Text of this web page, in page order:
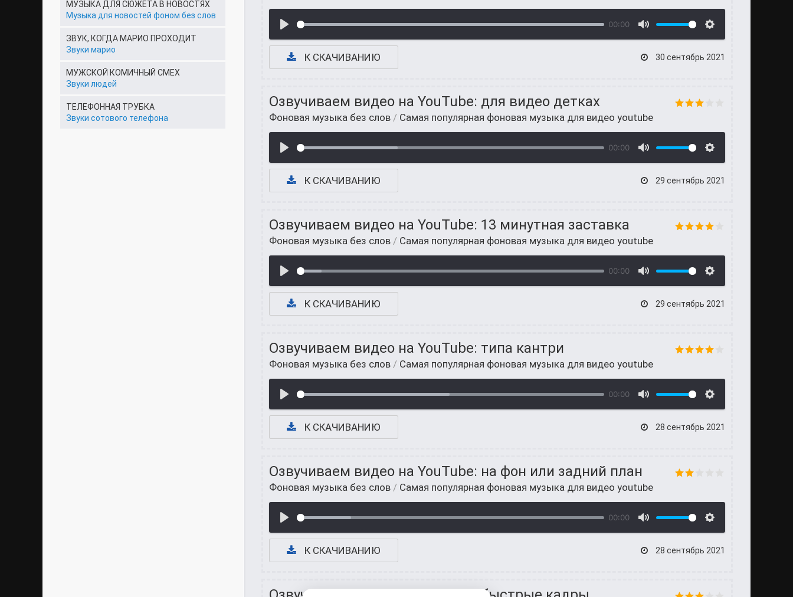
00:00
К СКАЧИВАНИЮ 30 сентябрь 2021
Озвучиваем видео на YouTube: для видео детках
Фоновая музыка без слов / Самая популярная фоновая музыка для видео youtube
00:00
К СКАЧИВАНИЮ 29 сентябрь 2021
Озвучиваем видео на YouTube: 13 минутная заставка
Фоновая музыка без слов / Самая популярная фоновая музыка для видео youtube
00:00
К СКАЧИВАНИЮ 29 сентябрь 2021
Озвучиваем видео на YouTube: типа кантри
Фоновая музыка без слов / Самая популярная фоновая музыка для видео youtube
00:00
К СКАЧИВАНИЮ 28 сентябрь 2021
Озвучиваем видео на YouTube: на фон или задний план
Фоновая музыка без слов / Самая популярная фоновая музыка для видео youtube
00:00
К СКАЧИВАНИЮ 28 сентябрь 2021
МУЗЫКА ДЛЯ СЮЖЕТА В НОВОСТЯХ
Музыка для новостей фоном без слов
ЗВУК, КОГДА МАРИО ПРОХОДИТ
Звуки марио
МУЖСКОЙ КОМИЧНЫЙ СМЕХ
Звуки людей
ТЕЛЕФОННАЯ ТРУБКА
Звуки сотового телефона